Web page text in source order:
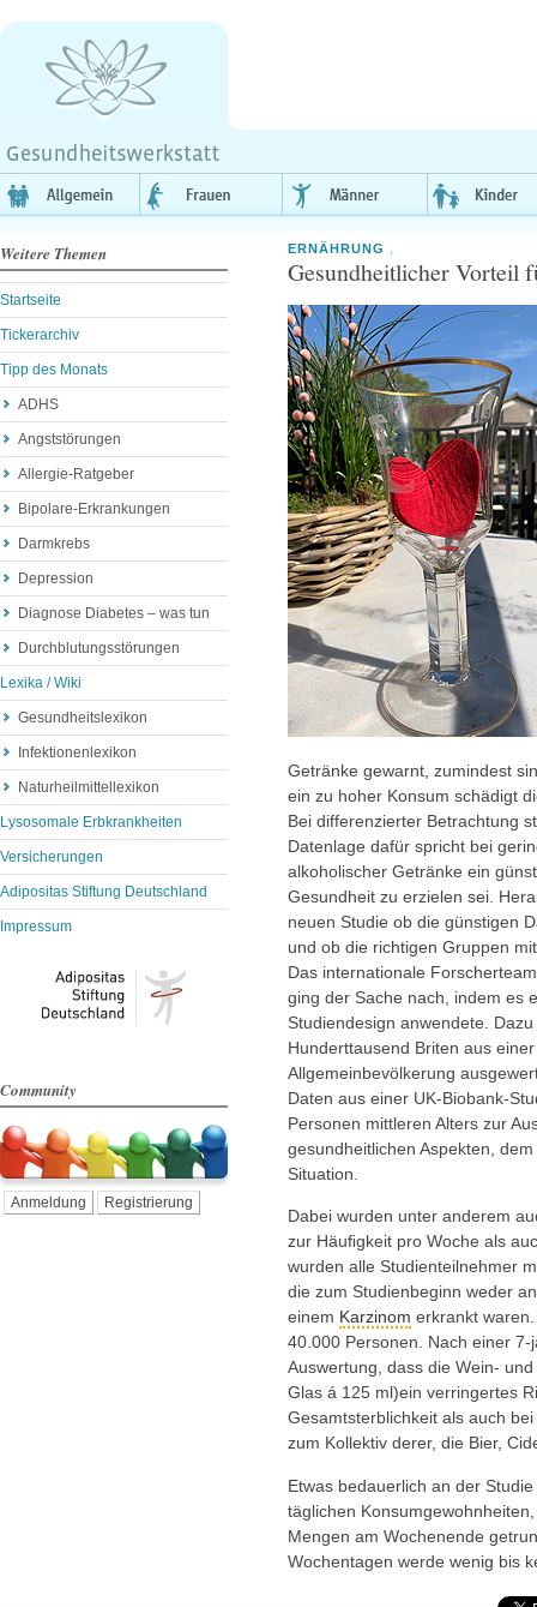
Weitere Themen
Startseite
Tickerarchiv
Tipp des Monats
ADHS
Angststörungen
Allergie-Ratgeber
Bipolare-Erkrankungen
Darmkrebs
Depression
Diagnose Diabetes – was tun
Durchblutungsstörungen
Lexika / Wiki
Gesundheitslexikon
Infektionenlexikon
Naturheilmittellexikon
Lysosomale Erbkrankheiten
Versicherungen
Adipositas Stiftung Deutschland
Impressum
Community
Anmeldung Registrierung
ERNÄHRUNG ,
Gesundheitlicher Vorteil
Getränke gewarnt, zumindest
ein zu hoher Konsum schädigt
Bei differenzierter Betrachtung
Datenlage dafür spricht bei
alkoholischer Getränke ein
Gesundheit zu erzielen sei.
neuen Studie ob die günstigen
und ob die richtigen Gruppen
Das internationale
ging der Sache nach, indem es
Studiendesign anwendete.
Hunderttausend Briten aus
Allgemeinbevölkerung
Daten aus einer UK-Biobank-
Personen mittleren Alters zur
gesundheitlichen Aspekten,
Situation.
Dabei wurden unter anderem
zur Häuﬁgkeit pro Woche als
wurden alle Studienteilnehmer
die zum Studienbeginn weder
einem Karzinom erkrankt
40.000 Personen. Nach einer
Auswertung, dass die Wein-
Glas á 125 ml)ein verringertes
Gesamtsterblichkeit als auch
zum Kollektiv derer, die Bier,
Etwas bedauerlich an der
täglichen
Mengen am Wochenende
Wochentagen werde wenig bis